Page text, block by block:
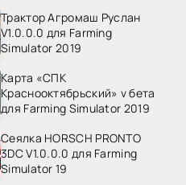
Трактор Агромаш Руслан
V1.0.0.0 для Farming
Simulator 2019
Карта «СПК
Краснооктябрьский» v бета
для Farming Simulator 2019
Сеялка HORSCH PRONTO
3DC V1.0.0.0 для Farming
Simulator 19